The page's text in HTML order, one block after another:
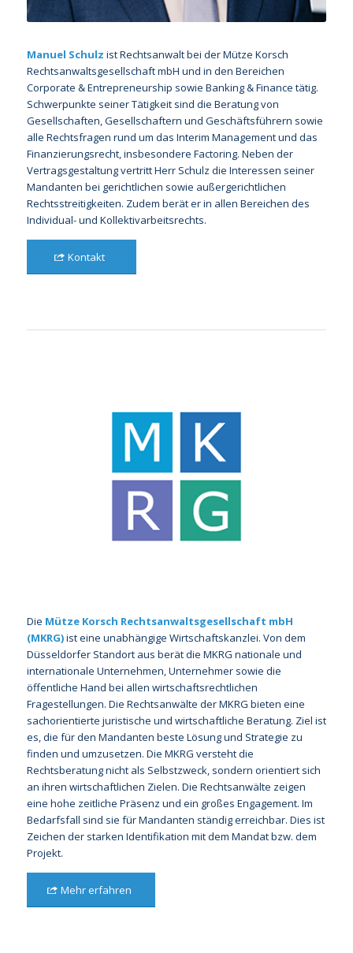
Manuel Schulz ist Rechtsanwalt bei der Mütze Korsch
Rechtsanwaltsgesellschaft mbH und in den Bereichen
Corporate & Entrepreneurship sowie Banking & Finance tätig.
Schwerpunkte seiner Tätigkeit sind die Beratung von
Gesellschaften, Gesellschaftern und Geschäftsführern sowie
alle Rechtsfragen rund um das Interim Management und das
Finanzierungsrecht, insbesondere Factoring. Neben der
Vertragsgestaltung vertritt Herr Schulz die Interessen seiner
Mandanten bei gerichtlichen sowie außergerichtlichen
Rechtsstreitigkeiten. Zudem berät er in allen Bereichen des
Individual- und Kollektivarbeitsrechts.
Kontakt
Die Mütze Korsch Rechtsanwaltsgesellschaft mbH
(MKRG)ist eine unabhängige Wirtschaftskanzlei. Von dem
Düsseldorfer Standort aus berät die MKRG nationale und
internationale Unternehmen, Unternehmer sowie die
öffentliche Hand bei allen wirtschaftsrechtlichen
Fragestellungen. Die Rechtsanwälte der MKRG bieten eine
sachorientierte juristische und wirtschaftliche Beratung. Ziel ist
es, die für den Mandanten beste Lösung und Strategie zu
finden und umzusetzen. Die MKRG versteht die
Rechtsberatung nicht als Selbstzweck, sondern orientiert sich
an ihren wirtschaftlichen Zielen. Die Rechtsanwälte zeigen
eine hohe zeitliche Präsenz und ein großes Engagement. Im
Bedarfsfall sind sie für Mandanten ständig erreichbar. Dies ist
Zeichen der starken Identifikation mit dem Mandat bzw. dem
Projekt.
Mehr erfahren